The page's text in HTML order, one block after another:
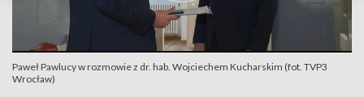
Paweł Pawlucy w rozmowie z dr. hab. Wojciechem Kucharskim (fot. TVP3
Wrocław)